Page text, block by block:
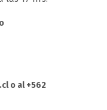
o al +562